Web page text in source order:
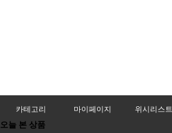
카테고리 마이페이지 위시리스트
오늘 본 상품